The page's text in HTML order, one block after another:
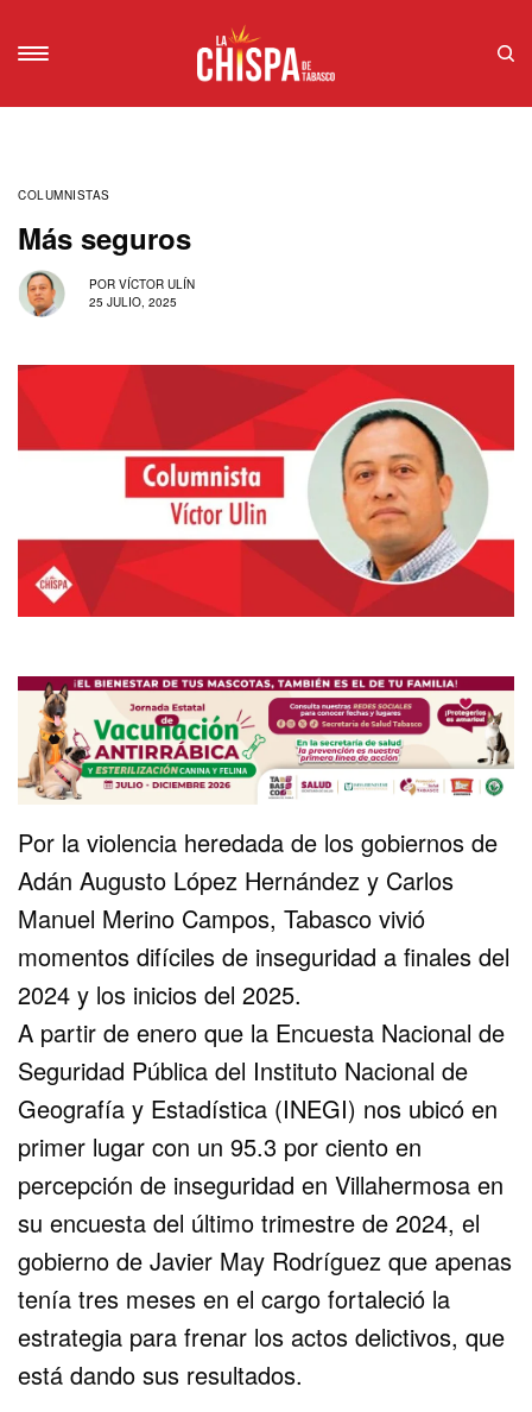
COLUMNISTAS
Más seguros
POR VÍCTOR ULÍN
25 JULIO, 2025
Por la violencia heredada de los gobiernos de
Adán Augusto López Hernández y Carlos
Manuel Merino Campos, Tabasco vivió
momentos difíciles de inseguridad a finales del
2024 y los inicios del 2025.
A partir de enero que la Encuesta Nacional de
Seguridad Pública del Instituto Nacional de
Geografía y Estadística (INEGI) nos ubicó en
primer lugar con un 95.3 por ciento en
percepción de inseguridad en Villahermosa en
su encuesta del último trimestre de 2024, el
gobierno de Javier May Rodríguez que apenas
tenía tres meses en el cargo fortaleció la
estrategia para frenar los actos delictivos, que
está dando sus resultados.